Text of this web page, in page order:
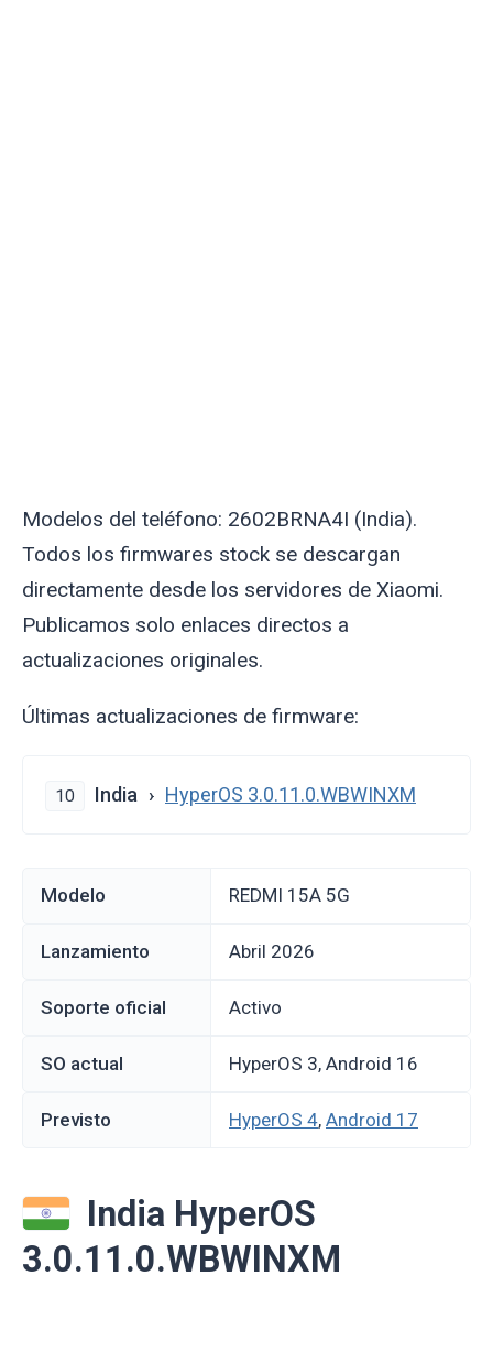
Modelos del teléfono: 2602BRNA4I (India).
Todos los firmwares stock se descargan
directamente desde los servidores de Xiaomi.
Publicamos solo enlaces directos a
actualizaciones originales.
Últimas actualizaciones de firmware:
10 India HyperOS 3.0.11.0.WBWINXM
Modelo REDMI 15A 5G
Lanzamiento abril 2026
Soporte oficial Activo
SO actual HyperOS 3, Android 16
Previsto HyperOS 4, Android 17
India HyperOS
3.0.11.0.WBWINXM